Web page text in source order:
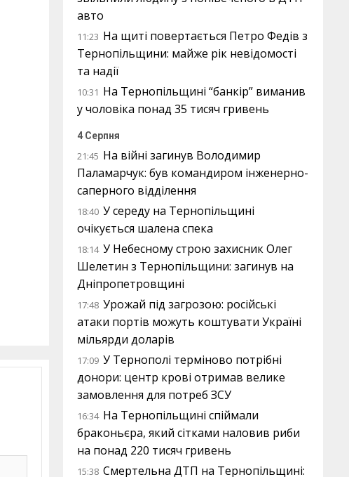
авто
11:23 На щиті повертається Петро Федів з
Тернопільщини: майже рік невідомості
та надії
10:31 На Тернопільщині “банкір” виманив
у чоловіка понад 35 тисяч гривень
4 Серпня
21:45 На війні загинув Володимир
Паламарчук: був командиром інженерно-
саперного відділення
18:40 У середу на Тернопільщині
очікується шалена спека
18:14 У Небесному строю захисник Олег
Шелетин з Тернопільщини: загинув на
Дніпропетровщині
17:48 Урожай під загрозою: російські
атаки портів можуть коштувати Україні
мільярди доларів
17:09 У Тернополі терміново потрібні
донори: центр крові отримав велике
замовлення для потреб ЗСУ
16:34 На Тернопільщині спіймали
браконьєра, який сітками наловив риби
на понад 220 тисяч гривень
15:38 Смертельна ДТП на Тернопільщині: